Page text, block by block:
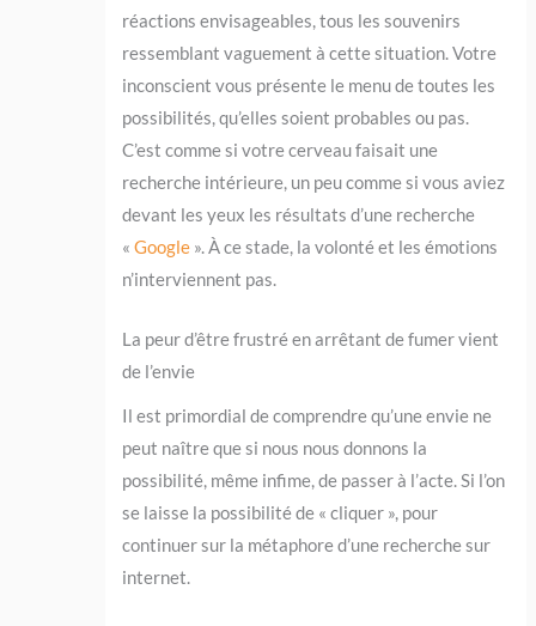
réactions envisageables, tous les souvenirs
ressemblant vaguement à cette situation. Votre
inconscient vous présente le menu de toutes les
possibilités, qu’elles soient probables ou pas.
C’est comme si votre cerveau faisait une
recherche intérieure, un peu comme si vous aviez
devant les yeux les résultats d’une recherche
«Google ». À ce stade, la volonté et les émotions
n’interviennent pas.
La peur d’être frustré en arrêtant de fumer vient
de l’envie
Il est primordial de comprendre qu’une envie ne
peut naître que si nous nous donnons la
possibilité, même infime, de passer à l’acte. Si l’on
se laisse la possibilité de « cliquer », pour
continuer sur la métaphore d’une recherche sur
internet.